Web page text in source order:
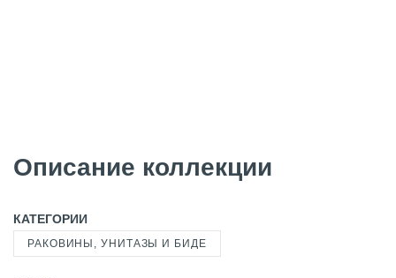
Описание коллекции
КАТЕГОРИИ
РАКОВИНЫ, УНИТАЗЫ И БИДЕ